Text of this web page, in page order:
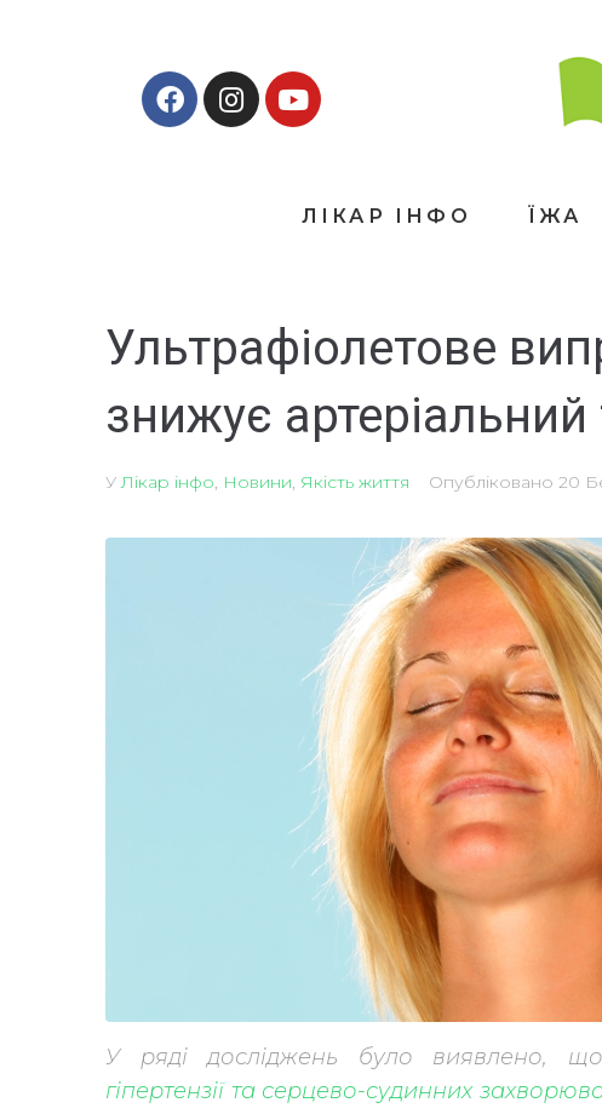
ЛІКАР ІНФО ЇЖА
Ультрафіолетове
знижує артеріальний
УЛікар інфо, Новини, Якість життя Опубліковано 20
У ряді досліджень було виявлено,
гіпертензії та серцево-судинних